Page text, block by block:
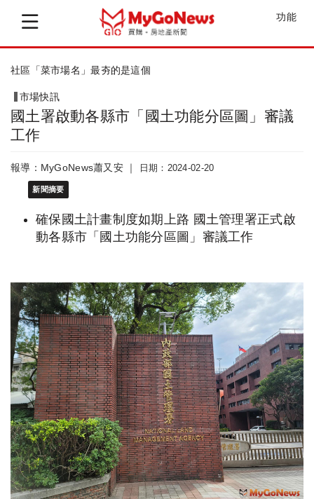
功能
台北3年唯一「雙位數」漲幅，是「這區」
市場快訊
國土署啟動各縣市「國土功能分區圖」審議
工作
報導：MyGoNews蕭又安 ｜ 日期：2024-02-20
新聞摘要
確保國土計畫制度如期上路 國土管理署正式啟
動各縣市「國土功能分區圖」審議工作